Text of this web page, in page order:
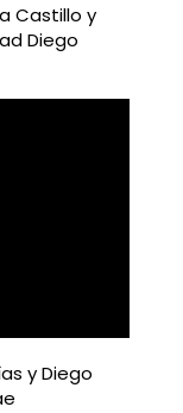
Castillo y
Diego
y Diego